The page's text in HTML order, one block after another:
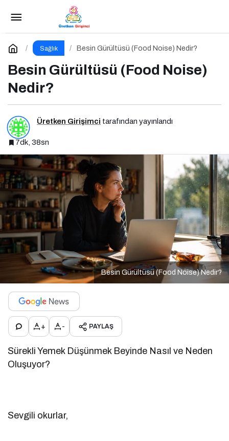
Sağlık Besin Gürültüsü (Food Noise) Nedir?
Besin Gürültüsü (Food Noise)
Nedir?
Üretken Girişimci tarafından yayınlandı
7dk, 38sn
Besin Gürültüsü (Food Noise) Nedir?
+ - PAYLAŞ
Sürekli Yemek Düşünmek Beyinde Nasıl ve Neden
Oluşuyor?
Sevgili okurlar,
Besin Gürültüsü (Food Noise) Nedir?
Yorum Yap